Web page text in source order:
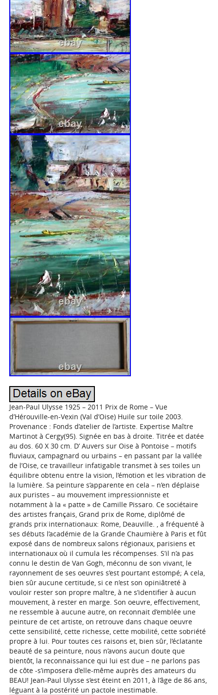
Jean-Paul Ulysse 1925 – 2011 Prix de Rome – Vue
d’Hérouville-en-Vexin (Val d’Oise) Huile sur toile 2003.
Provenance : Fonds d’atelier de l’artiste. Expertise Maître
Martinot à Cergy(95). Signée en bas à droite. Titrée et datée
au dos. 60 X 30 cm. D’ Auvers sur Oise à Pontoise – motifs
fluviaux, campagnard ou urbains – en passant par la vallée
de l’Oise, ce travailleur infatigable transmet à ses toiles un
équilibre obtenu entre la vision, l’émotion et les vibration de
la lumière. Sa peinture s’apparente en cela – n’en déplaise
aux puristes – au mouvement impressionniste et
notamment à la « patte » de Camille Pissaro. Ce sociétaire
des artistes français, Grand prix de Rome, diplômé de
grands prix internationaux: Rome, Deauville. , a fréquenté à
ses débuts l’académie de la Grande Chaumière à Paris et fût
exposé dans de nombreux salons régionaux, parisiens et
internationaux où il cumula les récompenses. S’il n’a pas
connu le destin de Van Gogh, méconnu de son vivant, le
rayonnement de ses oeuvres s’est pourtant estompé; A cela,
bien sûr aucune certitude, si ce n’est son opiniâtreté à
vouloir rester son propre maître, à ne s’identifier à aucun
mouvement, à rester en marge. Son oeuvre, effectivement,
ne ressemble à aucune autre, on reconnait d’emblée une
peinture de cet artiste, on retrouve dans chaque oeuvre
cette sensibilité, cette richesse, cette mobilité, cette sobriété
propre à lui. Pour toutes ces raisons et, bien sûr, l’éclatante
beauté de sa peinture, nous n’avons aucun doute que
bientôt, la reconnaissance qui lui est due – ne parlons pas
de côte -s’imposera d’elle-même auprès des amateurs du
BEAU! Jean-Paul Ulysse s’est éteint en 2011, à l’âge de 86 ans,
léguant à la postérité un pactole inestimable.